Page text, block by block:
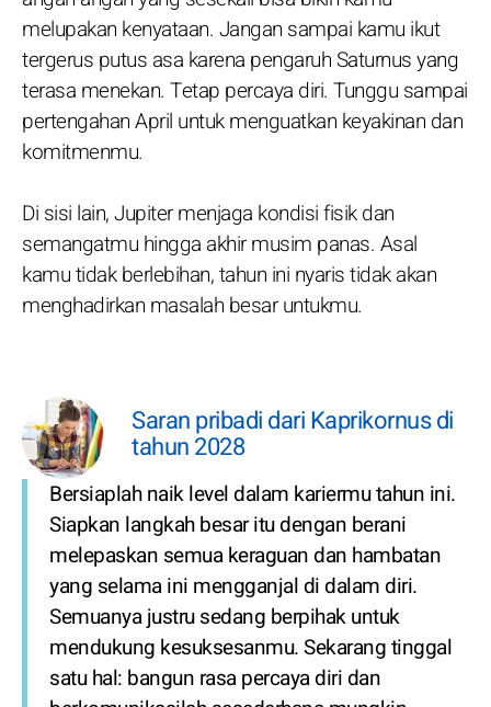
melupakan kenyataan. Jangan sampai kamu ikut
tergerus putus asa karena pengaruh Saturnus yang
terasa menekan. Tetap percaya diri. Tunggu sampai
pertengahan April untuk menguatkan keyakinan dan
komitmenmu.
Di sisi lain, Jupiter menjaga kondisi fisik dan
semangatmu hingga akhir musim panas. Asal
kamu tidak berlebihan, tahun ini nyaris tidak akan
menghadirkan masalah besar untukmu.
Saran pribadi dari Kaprikornus di
tahun 2028
Bersiaplah naik level dalam kariermu tahun ini.
Siapkan langkah besar itu dengan berani
melepaskan semua keraguan dan hambatan
yang selama ini mengganjal di dalam diri.
Semuanya justru sedang berpihak untuk
mendukung kesuksesanmu. Sekarang tinggal
satu hal: bangun rasa percaya diri dan